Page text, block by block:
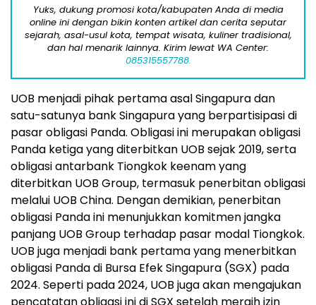
Yuks, dukung promosi kota/kabupaten Anda di media
online ini dengan bikin konten artikel dan cerita seputar
sejarah, asal-usul kota, tempat wisata, kuliner tradisional,
dan hal menarik lainnya. Kirim lewat WA Center:
085315557788.
UOB menjadi pihak pertama asal Singapura dan
satu-satunya bank Singapura yang berpartisipasi di
pasar obligasi Panda. Obligasi ini merupakan obligasi
Panda ketiga yang diterbitkan UOB sejak 2019, serta
obligasi antarbank Tiongkok keenam yang
diterbitkan UOB Group, termasuk penerbitan obligasi
melalui UOB China. Dengan demikian, penerbitan
obligasi Panda ini menunjukkan komitmen jangka
panjang UOB Group terhadap pasar modal Tiongkok.
UOB juga menjadi bank pertama yang menerbitkan
obligasi Panda di Bursa Efek Singapura (SGX) pada
2024. Seperti pada 2024, UOB juga akan mengajukan